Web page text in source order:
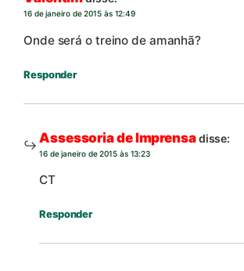
16 de janeiro de 2015 às 12:49
Onde será o treino de amanhã?
Responder
Assessoria de Imprensadisse:
16 de janeiro de 2015 às 13:23
CT
Responder